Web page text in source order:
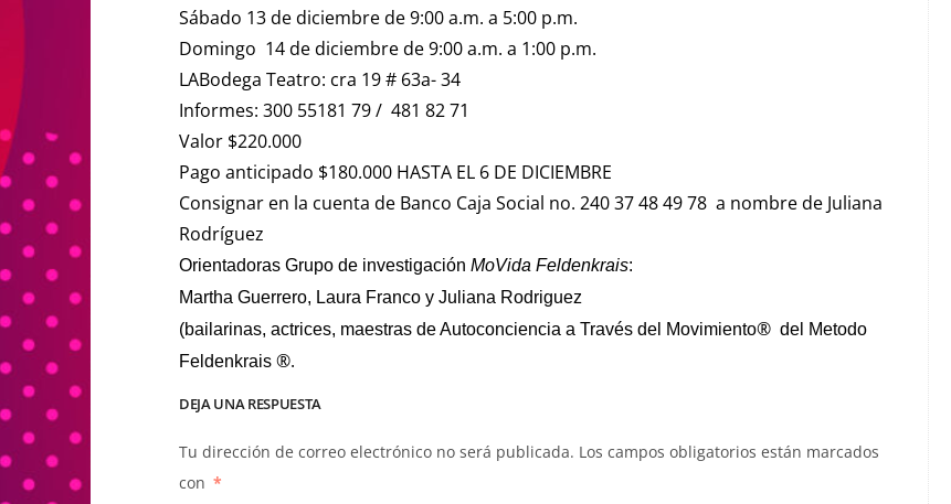
Sábado 13 de diciembre de 9:00 a.m. a 5:00 p.m.
Domingo 14 de diciembre de 9:00 a.m. a 1:00 p.m.
LABodega Teatro: cra 19 # 63a- 34
Informes: 300 55181 79 / 481 82 71
Valor $220.000
Pago anticipado $180.000 HASTA EL 6 DE DICIEMBRE
Consignar en la cuenta de Banco Caja Social no. 240 37 48 49 78 a nombre de Juliana
Rodríguez
Orientadoras Grupo de investigación MoVida Feldenkrais:
Martha Guerrero, Laura Franco y Juliana Rodriguez
(bailarinas, actrices, maestras de Autoconciencia a Través del Movimiento® del Metodo
Feldenkrais ®.
DEJA UNA RESPUESTA
Tu dirección de correo electrónico no será publicada. Los campos obligatorios están marcados
con *